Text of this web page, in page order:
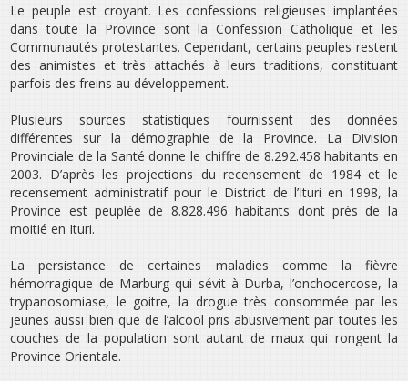
Le peuple est croyant. Les confessions religieuses implantées
dans toute la Province sont la Confession Catholique et les
Communautés protestantes. Cependant, certains peuples restent
des animistes et très attachés à leurs traditions, constituant
parfois des freins au développement.
Plusieurs sources statistiques fournissent des données
différentes sur la démographie de la Province. La Division
Provinciale de la Santé donne le chiffre de 8.292.458 habitants en
2003. D’après les projections du recensement de 1984 et le
recensement administratif pour le District de l’Ituri en 1998, la
Province est peuplée de 8.828.496 habitants dont près de la
moitié en Ituri.
La persistance de certaines maladies comme la fièvre
hémorragique de Marburg qui sévit à Durba, l’onchocercose, la
trypanosomiase, le goitre, la drogue très consommée par les
jeunes aussi bien que de l’alcool pris abusivement par toutes les
couches de la population sont autant de maux qui rongent la
Province Orientale.